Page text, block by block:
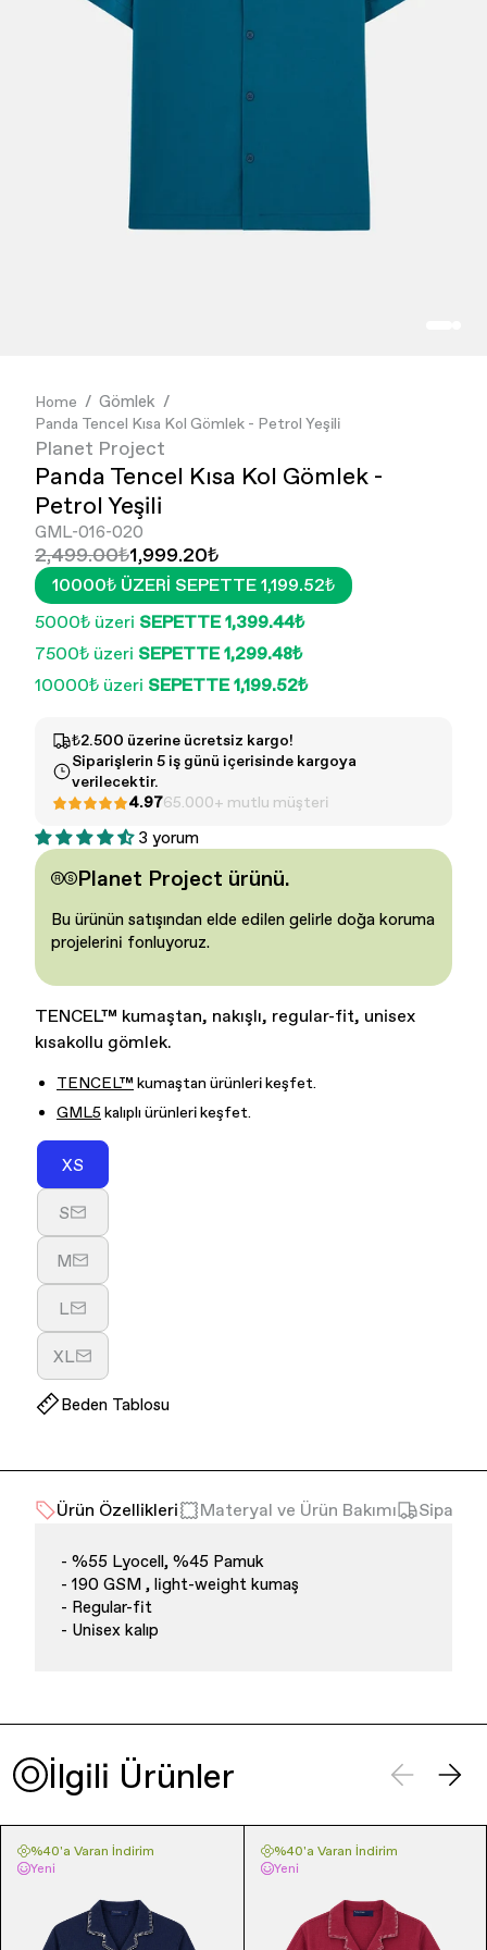
İndirim
Best Sellers
AKSESUAR
KOLEKSİYONLAR
Kadın - Tüm Ürünler
İndirim
Best Sellers
AKSESUAR
KOLEKSİYONLAR
Erkek - Tüm ürünler
Reflect + Friends
mor ve ötesi
DUMAN
Cheetos
Home Gömlek
Panda Tencel Kısa Kol Gömlek - Petrol Yeşili
Planet Project
Panda Tencel Kısa Kol Gömlek -
Petrol Yeşili
GML-016-020
2,499.00₺1,999.20₺
10000₺ ÜZERI SEPETTE 1,199.52₺
5000₺ üzeri SEPETTE 1,399.44₺
7500₺ üzeri SEPETTE 1,299.48₺
10000₺ üzeri SEPETTE 1,199.52₺
₺2.500 üzerine ücretsiz kargo!
Siparişlerin 5 iş günü içerisinde kargoya
verilecektir.
4.9765.000+ mutlu müşteri
3 yorum
Planet Project ürünü.
Bu ürünün satışından elde edilen gelirle doğa koruma
projelerini fonluyoruz.
TENCEL™ kumaştan, nakışlı, regular-fit, unisex
kısakollu gömlek.
TENCEL™ kumaştan ürünleri keşfet.
GML5 kalıplı ürünleri keşfet.
XSVaryasyon
tükendi
veya
kullanılamıyor
SVaryasyon
tükendi
veya
kullanılamıyor
MVaryasyon
tükendi
veya
kullanılamıyor
LVaryasyon
tükendi
veya
kullanılamıyor
XLVaryasyon
veya
Beden Tablosu
Ürün Özellikleri Materyal ve Ürün Bakımı Sipariş
- %55 Lyocell, %45 Pamuk
- 190 GSM , light-weight kumaş
- Regular-fit
- Unisex kalıp
İlgili Ürünler
%40'a Varan İndirim
Yeni
%40'a Varan İndirim
Yeni